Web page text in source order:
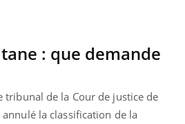
: que demande
tribunal de la Cour de justice de
la classification de la